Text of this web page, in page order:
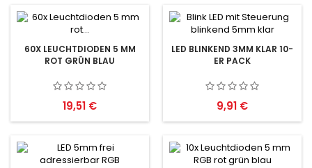
60X LEUCHTDIODEN 5 MM
ROT GRÜN BLAU
Preis
19,51 €
LED BLINKEND 3MM KLAR 10-
ER PACK
Preis
9,91 €